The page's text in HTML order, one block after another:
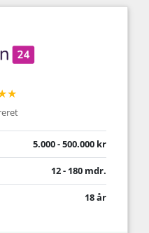
5.000 - 500.000 kr
12 - 180 mdr.
18 år